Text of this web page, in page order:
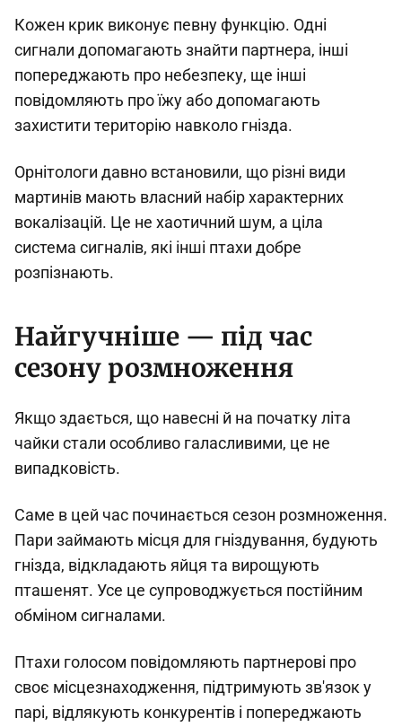
Кожен крик виконує певну функцію. Одні
сигнали допомагають знайти партнера, інші
попереджають про небезпеку, ще інші
повідомляють про їжу або допомагають
захистити територію навколо гнізда.
Орнітологи давно встановили, що різні види
мартинів мають власний набір характерних
вокалізацій. Це не хаотичний шум, а ціла
система сигналів, які інші птахи добре
розпізнають.
Найгучніше — під час
сезону розмноження
Якщо здається, що навесні й на початку літа
чайки стали особливо галасливими, це не
випадковість.
Саме в цей час починається сезон розмноження.
Пари займають місця для гніздування, будують
гнізда, відкладають яйця та вирощують
пташенят. Усе це супроводжується постійним
обміном сигналами.
Птахи голосом повідомляють партнерові про
своє місцезнаходження, підтримують зв'язок у
парі, відлякують конкурентів і попереджають